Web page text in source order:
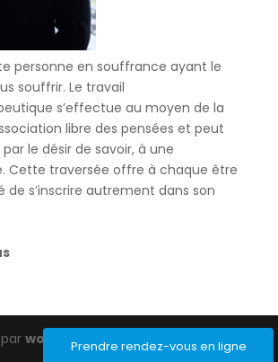
Prendre rendez-vous en ligne
personne en souffrance ayant le
souffrir. Le travail
s’effectue au moyen de la
libre des pensées et peut
le désir de savoir, à une
Cette traversée offre à chaque être
de s’inscrire autrement dans son
parwordpress-barcelona.com